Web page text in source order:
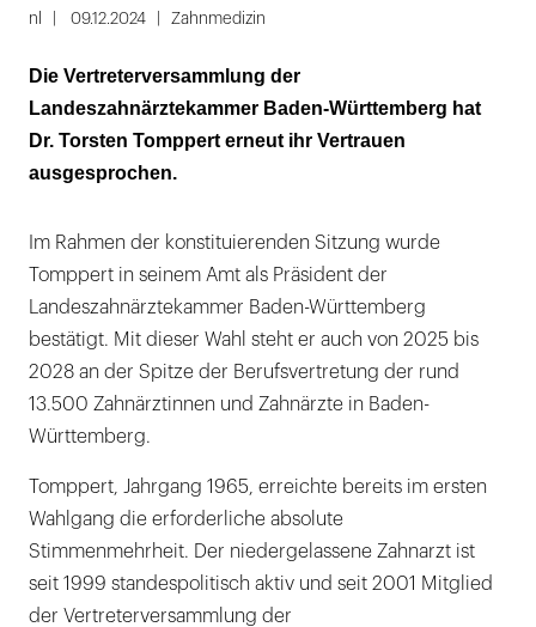
nl 09.12.2024 Zahnmedizin
Die Vertreterversammlung der
Landeszahnärztekammer Baden-Württemberg hat
Dr. Torsten Tomppert erneut ihr Vertrauen
ausgesprochen.
Im Rahmen der konstituierenden Sitzung wurde
Tomppert in seinem Amt als Präsident der
Landeszahnärztekammer Baden-Württemberg
bestätigt. Mit dieser Wahl steht er auch von 2025 bis
2028 an der Spitze der Berufsvertretung der rund
13.500 Zahnärztinnen und Zahnärzte in Baden-
Württemberg.
Tomppert, Jahrgang 1965, erreichte bereits im ersten
Wahlgang die erforderliche absolute
Stimmenmehrheit. Der niedergelassene Zahnarzt ist
seit 1999 standespolitisch aktiv und seit 2001 Mitglied
der Vertreterversammlung der